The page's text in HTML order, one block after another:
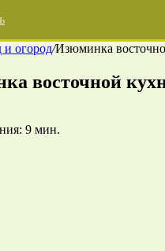
и огород/Изюминка
восточной
9 мин.